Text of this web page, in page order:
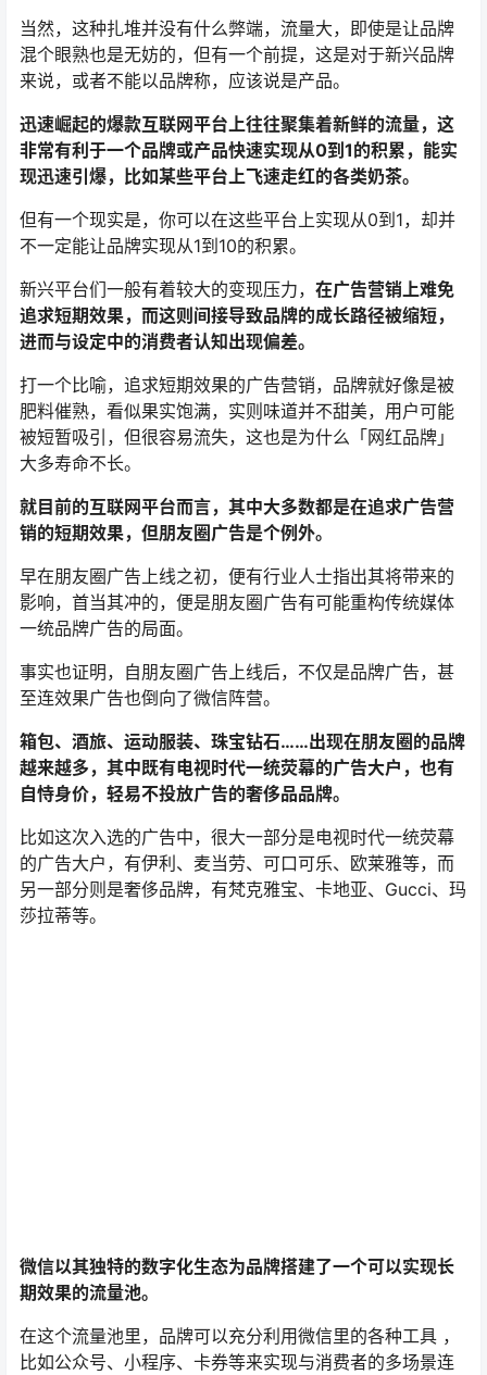
当然，这种扎堆并没有什么弊端，流量大，即使是让品牌
混个眼熟也是无妨的，但有一个前提，这是对于新兴品牌
来说，或者不能以品牌称，应该说是产品。
迅速崛起的爆款互联网平台上往往聚集着新鲜的流量，这
非常有利于一个品牌或产品快速实现从0到1的积累，能实
现迅速引爆，比如某些平台上飞速走红的各类奶茶。
但有一个现实是，你可以在这些平台上实现从0到1，却并
不一定能让品牌实现从1到10的积累。
新兴平台们一般有着较大的变现压力， 在广告营销上难免
追求短期效果，而这则间接导致品牌的成长路径被缩短，
进而与设定中的消费者认知出现偏差。
打一个比喻，追求短期效果的广告营销，品牌就好像是被
肥料催熟，看似果实饱满，实则味道并不甜美，用户可能
被短暂吸引，但很容易流失，这也是为什么「网红品牌」
大多寿命不长。
就目前的互联网平台而言，其中大多数都是在追求广告营
销的短期效果，但朋友圈广告是个例外。
早在朋友圈广告上线之初，便有行业人士指出其将带来的
影响，首当其冲的，便是朋友圈广告有可能重构传统媒体
一统品牌广告的局面。
事实也证明，自朋友圈广告上线后，不仅是品牌广告，甚
至连效果广告也倒向了微信阵营。
箱包、酒旅、运动服装、珠宝钻石……出现在朋友圈的品牌
越来越多，其中既有电视时代一统荧幕的广告大户，也有
自恃身价，轻易不投放广告的奢侈品品牌。
比如这次入选的广告中，很大一部分是电视时代一统荧幕
的广告大户，有伊利、麦当劳、可口可乐、欧莱雅等，而
另一部分则是奢侈品牌，有梵克雅宝、卡地亚、Gucci、玛
莎拉蒂等。
微信以其独特的数字化生态为品牌搭建了一个可以实现长
期效果的流量池。
在这个流量池里，品牌可以充分利用微信里的各种工具 ，
比如公众号、小程序、卡券等来实现与消费者的多场景连